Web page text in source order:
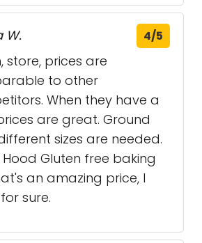
W. 4/5
store, prices are
to other
When they have a
are great. Ground
sizes are needed.
Hood Gluten free baking
an amazing price, I
sure.